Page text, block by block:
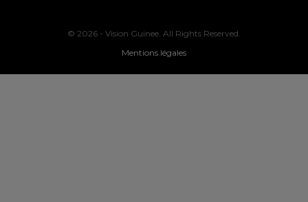
© 2026 - Vision Guinee. All Rights Reserved.
Mentions légales